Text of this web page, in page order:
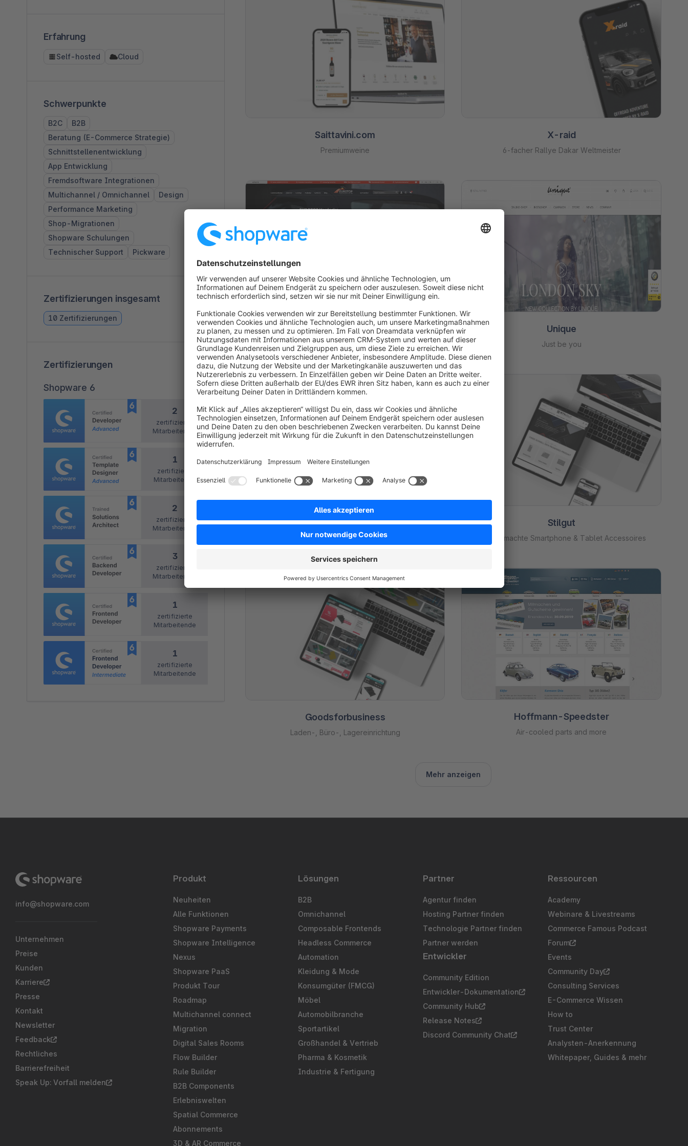
Saittavini.com
Premiumweine
X-raid
6-facher Rallye Dakar Weltmeister
EUROTOP Verdecke
Das beste Verdeck für Ihr Cabrio
Unique
Just be you
Laona
Life is a party. Dress like it.
Stilgut
Handgemachte Smartphone & Tablet Accessoires
Goodsforbusiness
Laden-, Büro-, Lagereinrichtung
Hoffmann-Speedster
Air-cooled parts and more
Mehr anzeigen
Erfahrung
Self-hosted Cloud
Schwerpunkte
B2C
B2B
Beratung (E-Commerce Strategie)
Schnittstellenentwicklung
App Entwicklung
Fremdsoftware Integrationen
Multichannel / Omnichannel
Design
Performance Marketing
Shop-Migrationen
Shopware Schulungen
Technischer Support
Pickware
Zertifizierungen insgesamt
10 Zertifizierungen
Zertifizierungen
Shopware 6
2
zertifizierter
Mitarbeitender
1
zertifizierte
Mitarbeitende
2
zertifizierter
Mitarbeitender
3
zertifizierter
Mitarbeitender
1
zertifizierte
Mitarbeitende
1
zertifizierte
Mitarbeitende
info@shopware.com
Unternehmen
Preise
Kunden
Karriere
Presse
Kontakt
Newsletter
Feedback
Rechtliches
Barrierefreiheit
Speak Up: Vorfall melden
Produkt
Neuheiten
Alle Funktionen
Shopware Payments
Shopware Intelligence
Nexus
Shopware PaaS
Produkt Tour
Roadmap
Multichannel connect
Migration
Digital Sales Rooms
Flow Builder
Rule Builder
B2B Components
Erlebniswelten
Spatial Commerce
Abonnements
3D & AR Commerce
Lösungen
B2B
Omnichannel
Composable Frontends
Headless Commerce
Automation
Kleidung & Mode
Konsumgüter (FMCG)
Möbel
Automobilbranche
Sportartikel
Großhandel & Vertrieb
Pharma & Kosmetik
Industrie & Fertigung
Partner
Agentur finden
Hosting Partner finden
Technologie Partner finden
Partner werden
Entwickler
Community Edition
Entwickler-Dokumentation
Community Hub
Release Notes
Discord Community Chat
Ressourcen
Academy
Webinare & Livestreams
Commerce Famous Podcast
Forum
Events
Community Day
Consulting Services
E-Commerce Wissen
How to
Trust Center
Analysten-Anerkennung
Whitepaper, Guides & mehr